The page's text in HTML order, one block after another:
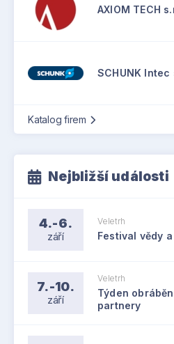
AXIOM TECH
SCHUNK Intec
Katalog firem
Nejbližší události
4.-6.
září
Veletrh
Festival vědy
7.-10.
září
Veletrh
Týden
partnery